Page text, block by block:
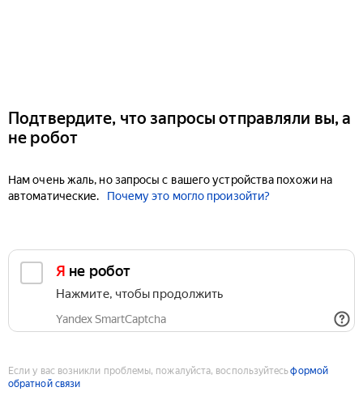
Подтвердите, что запросы отправляли вы, а
не робот
Нам очень жаль, но запросы с вашего устройства похожи на
автоматические.
Почему это могло произойти?
Я не робот
Нажмите, чтобы продолжить
Yandex SmartCaptcha
Если у вас возникли проблемы, пожалуйста, воспользуйтесьформой
обратной связи